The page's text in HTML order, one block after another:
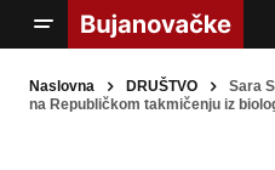
Naslovna DRUŠTVO
Sara
na Republičkom takmičenju iz